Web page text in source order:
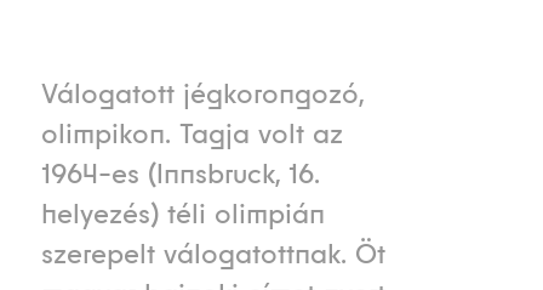
Válogatott jégkorongozó,
olimpikon. Tagja volt az
1964-es (Innsbruck, 16.
helyezés) téli olimpián
szerepelt válogatottnak. Öt